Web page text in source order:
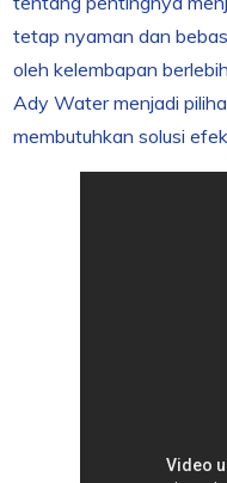
tetap nyaman dan
oleh kelembapan
Ady Water menjadi
membutuhkan solusi